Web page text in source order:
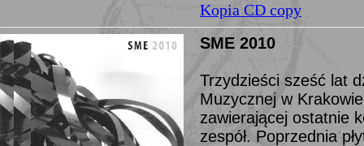
Kopia CD copy
SME 2010
Trzydzieści sześć lat
Muzycznej w
zawierającej ostatnie
zespół. Poprzednia